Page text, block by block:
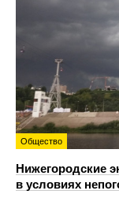
Общество
Нижегородские
в условиях